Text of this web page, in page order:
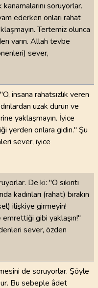
soruyorlar.
ederken onları rahat
Tertemiz olunca
varın. Allah tevbe
sever,
insana rahatsızlık veren
uzak durun ve
yaklaşmayın. İyice
yerden onlara gidin." Şu
sever, iyice
De ki: "O sıkıntı
kadınları (rahat) bırakın
ilişkiye girmeyin!
emrettiği gibi yaklaşın!"
sever, özden
de soruyorlar. Şöyle
Bu sebeple âdet